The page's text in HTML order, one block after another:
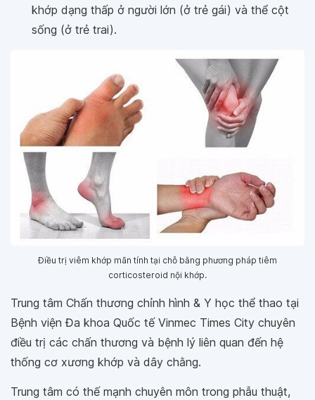
khớp dạng thấp ở người lớn (ở trẻ gái) và thể cột
sống (ở trẻ trai).
Điều trị viêm khớp mãn tính tại chỗ bằng phương pháp tiêm
corticosteroid nội khớp.
Trung tâm Chấn thương chỉnh hình & Y học thể thao tại
Bệnh viện Đa khoa Quốc tế Vinmec Times City chuyên
điều trị các chấn thương và bệnh lý liên quan đến hệ
thống cơ xương khớp và dây chằng.
Trung tâm có thế mạnh chuyên môn trong phẫu thuật,